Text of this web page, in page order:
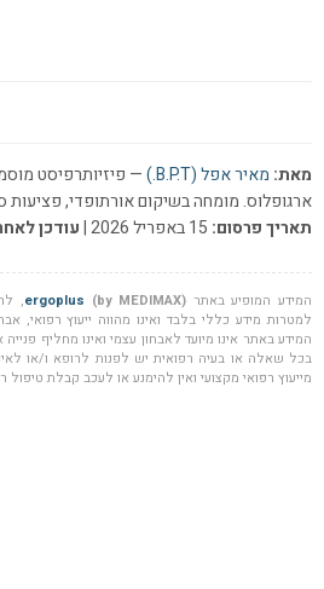
מאת: מאיר אפל (B.P.T.)
— פיזיותרפיסט
ארגופלוס. מומחה בשיקום אורתופדי, פציעות
תאריך פרסום:
עודכן
המידע המופיע באתר ergoplus (by MEDIMAX)
,
למטרות מידע כללי בלבד ואינו מהווה ייעוץ רפואי,
המידע באתר אינו מיועד לאבחון עצמי ואינו מחליף
בכל שאלה או בעיה רפואית יש לפנות לרופא ו/או
מייעוץ רפואי מקצועי ואין להימנע או לעכב קבלת